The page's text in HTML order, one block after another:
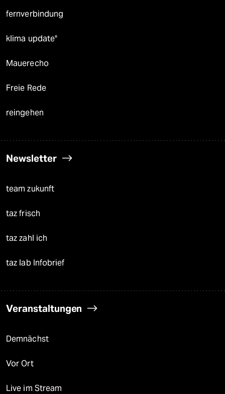
fernverbindung
klima update°
Mauerecho
Freie Rede
reingehen
Newsletter
team zukunft
taz frisch
taz zahl ich
taz lab Infobrief
Veranstaltungen
Demnächst
Vor Ort
Live im Stream